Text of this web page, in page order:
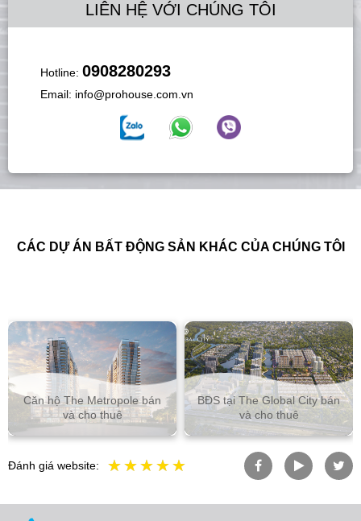
LIÊN HỆ VỚI CHÚNG TÔI
Hotline: 0908280293
Email: info@prohouse.com.vn
CÁC DỰ ÁN BẤT ĐỘNG SẢN KHÁC CỦA CHÚNG TÔI
Căn hộ The Metropole bán
và cho thuê
BĐS tại The Global City bán
và cho thuê
Đánh giá website: